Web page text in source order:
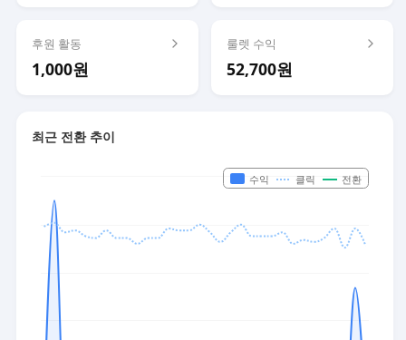
후원 활동
1,000원
룰렛 수익
52,700원
최근 전환 추이